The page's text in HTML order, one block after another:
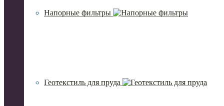
Напорные фильтры
Геотекстиль для пруда